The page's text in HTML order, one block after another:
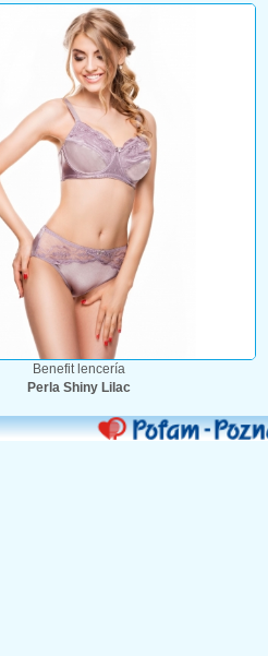
Benefit lencería
Perla Shiny Lilac